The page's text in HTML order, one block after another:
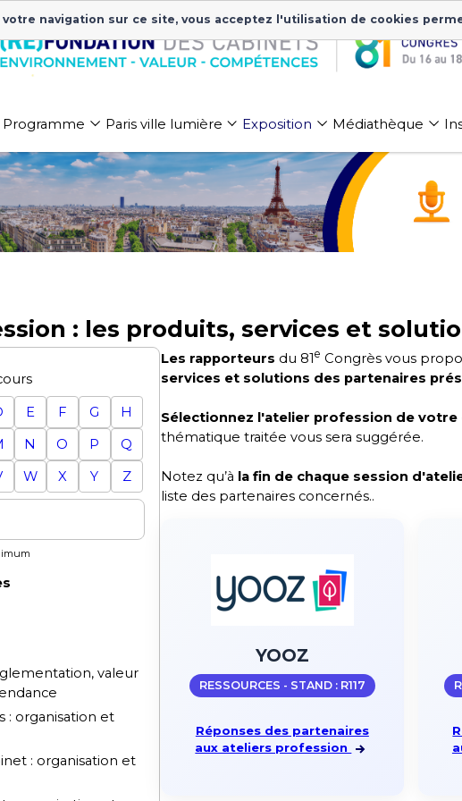
Programme Paris ville lumière Exposition Médiathèque
: les produits, services et
E F G
H
N O P
Q
W X Y Z
valeur
: organisation et
: organisation et
Les rapporteurs du 81e Congrès vous
services et solutions des partenaires
Sélectionnez l'atelier profession de votre
thématique traitée vous sera suggérée.
Notez qu’à la fin de chaque session
liste des partenaires concernés..
YOOZ
RESSOURCES - STAND : R117
Réponses des partenaires
aux ateliers profession
votre navigation sur ce site, vous acceptez l'utilisation de cookies